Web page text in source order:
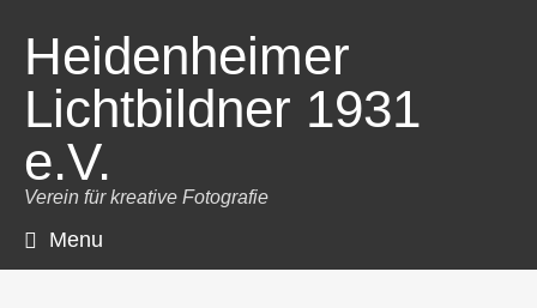
Heidenheimer
Lichtbildner 1931
e.V.
Verein für kreative Fotografie
Menu